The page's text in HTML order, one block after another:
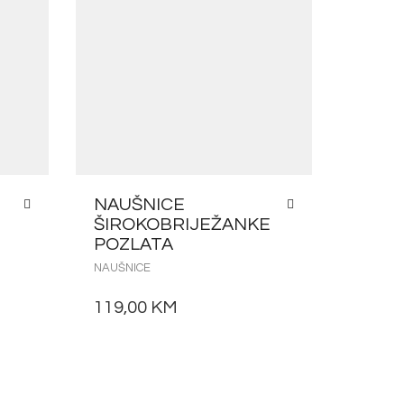
NAUŠNICE
ŠIROKOBRIJEŽANKE
POZLATA
NAUŠNICE
119,00 KM